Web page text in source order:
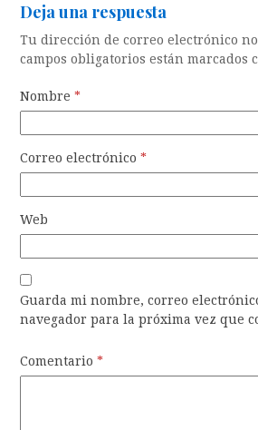
Deja una respuesta
Tu dirección de correo electrónico
campos obligatorios están marcados
Nombre*
Correo electrónico*
Web
Guarda mi nombre, correo
navegador para la próxima vez que
Comentario*